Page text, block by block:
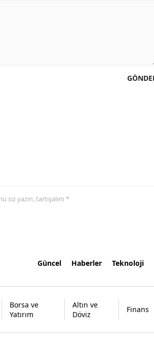
siz yazın, tartışalım *
Güncel Haberler Teknoloji
Borsa ve
Yatırım
Altın ve
Döviz
Finans